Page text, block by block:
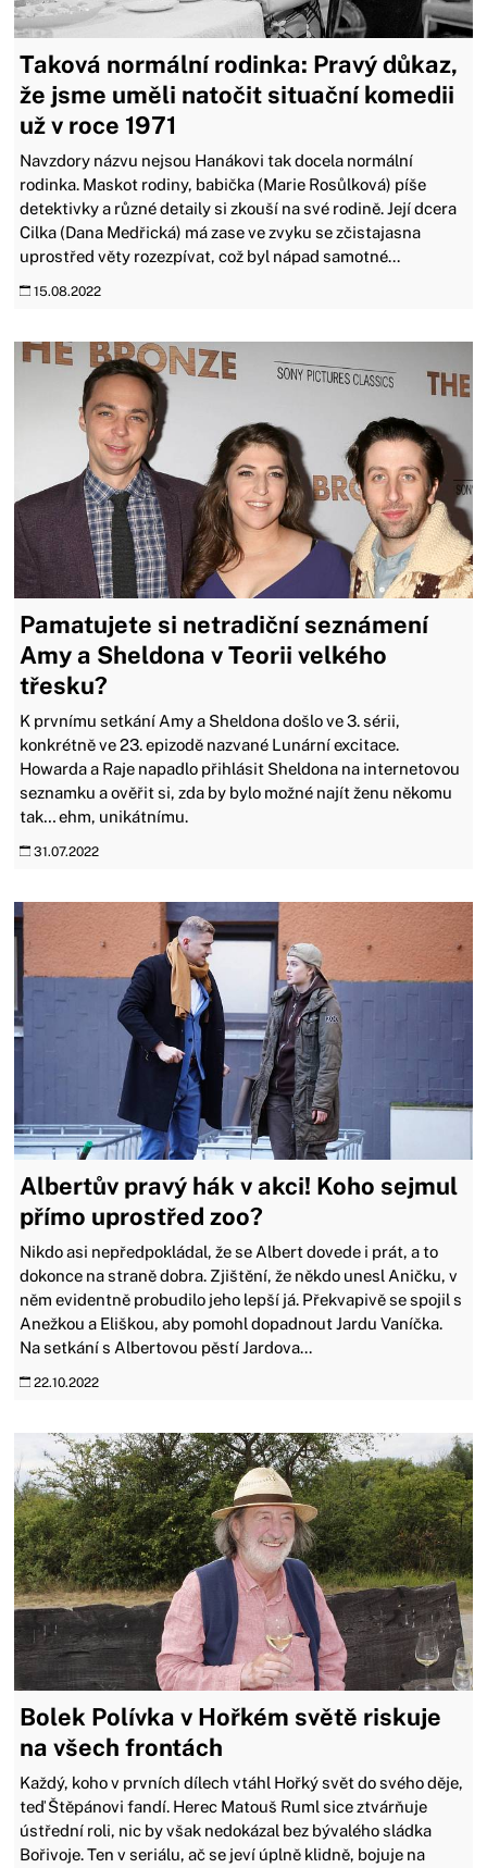
Taková normální rodinka: Pravý důkaz,
že jsme uměli natočit situační komedii
už v roce 1971
Navzdory názvu nejsou Hanákovi tak docela normální
rodinka. Maskot rodiny, babička (Marie Rosůlková) píše
detektivky a různé detaily si zkouší na své rodině. Její dcera
Cilka (Dana Medřická) má zase ve zvyku se zčistajasna
uprostřed věty rozezpívat, což byl nápad samotné...
15.08.2022
Pamatujete si netradiční seznámení
Amy a Sheldona v Teorii velkého
třesku?
K prvnímu setkání Amy a Sheldona došlo ve 3. sérii,
konkrétně ve 23. epizodě nazvané Lunární excitace.
Howarda a Raje napadlo přihlásit Sheldona na internetovou
seznamku a ověřit si, zda by bylo možné najít ženu někomu
tak… ehm, unikátnímu.
31.07.2022
Albertův pravý hák v akci! Koho sejmul
přímo uprostřed zoo?
Nikdo asi nepředpokládal, že se Albert dovede i prát, a to
dokonce na straně dobra. Zjištění, že někdo unesl Aničku, v
něm evidentně probudilo jeho lepší já. Překvapivě se spojil s
Anežkou a Eliškou, aby pomohl dopadnout Jardu Vaníčka.
Na setkání s Albertovou pěstí Jardova...
22.10.2022
Bolek Polívka v Hořkém světě riskuje
na všech frontách
Každý, koho v prvních dílech vtáhl Hořký svět do svého děje,
teď Štěpánovi fandí. Herec Matouš Ruml sice ztvárňuje
ústřední roli, nic by však nedokázal bez bývalého sládka
Bořivoje. Ten v seriálu, ač se jeví úplně klidně, bojuje na